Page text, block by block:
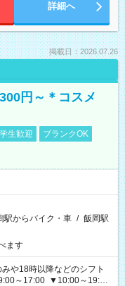
詳細へ
掲載日：2026.07.26
円～＊コスメ
生歓迎
ブランクOK
駅からバイク・車 / 飯岡駅
ます
や18時以降などのシフト
～17:00 ▼10:00～19:00